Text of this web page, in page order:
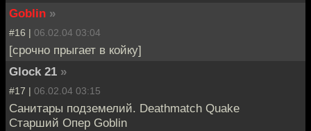
Goblin »
#16 | 06.02.04 03:04
[срочно прыгает в койку]
Glock 21 »
#17 | 06.02.04 03:15
Санитары подземелий. Deathmatch Quake
Старший Опер Goblin